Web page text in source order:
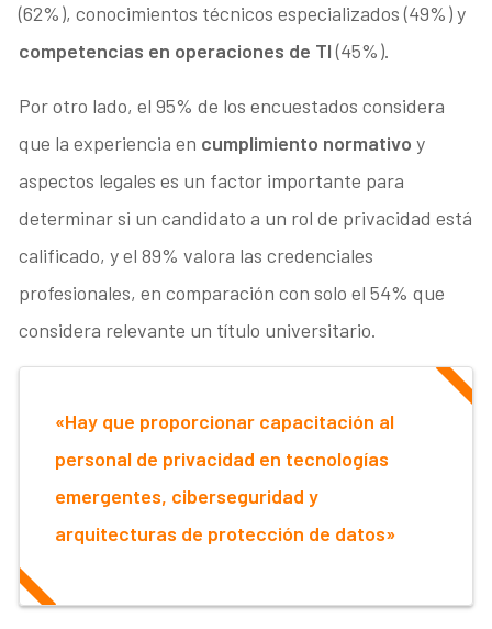
(62%), conocimientos técnicos especializados (49%) y
competencias en operaciones de TI(45%).
Por otro lado, el 95% de los encuestados considera
que la experiencia en cumplimiento normativo y
aspectos legales es un factor importante para
determinar si un candidato a un rol de privacidad está
calificado, y el 89% valora las credenciales
profesionales, en comparación con solo el 54% que
considera relevante un título universitario.
«Hay que proporcionar capacitación al
personal de privacidad en tecnologías
emergentes, ciberseguridad y
arquitecturas de protección de datos»